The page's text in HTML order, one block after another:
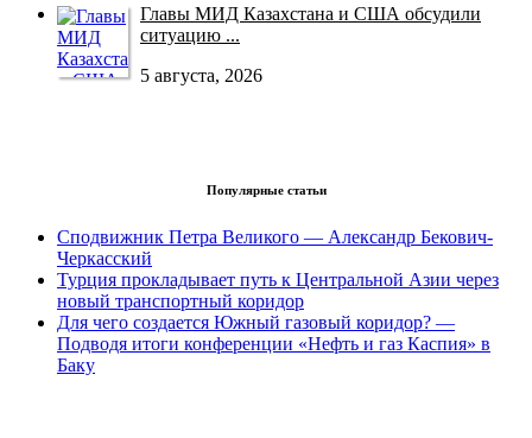
Главы МИД Казахстана и США обсудили
ситуацию ...
5 августа, 2026
Популярные статьи
Сподвижник Петра Великого — Александр Бекович-
Черкасский
Турция прокладывает путь к Центральной Азии через
новый транспортный коридор
Для чего создается Южный газовый коридор? —
Подводя итоги конференции «Нефть и газ Каспия» в
Баку